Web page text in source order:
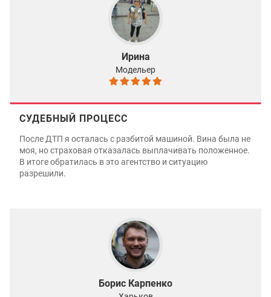
Ирина
Модельер
СУДЕБНЫЙ ПРОЦЕСС
После ДТП я осталась с разбитой машиной. Вина была не
моя, но страховая отказалась выплачивать положенное.
В итоге обратилась в это агентство и ситуацию
разрешили.
Борис Карпенко